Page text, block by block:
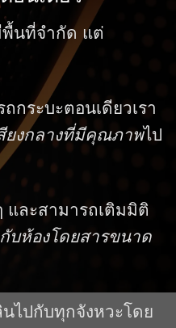
พื้นที่จำกัด แต่
กระบะตอนเดียวเรา
ยงกลางที่มีคุณภาพไป
และสามารถเติมมิติ
บห้องโดยสารขนาด
ไปกับทุกจังหวะโดย